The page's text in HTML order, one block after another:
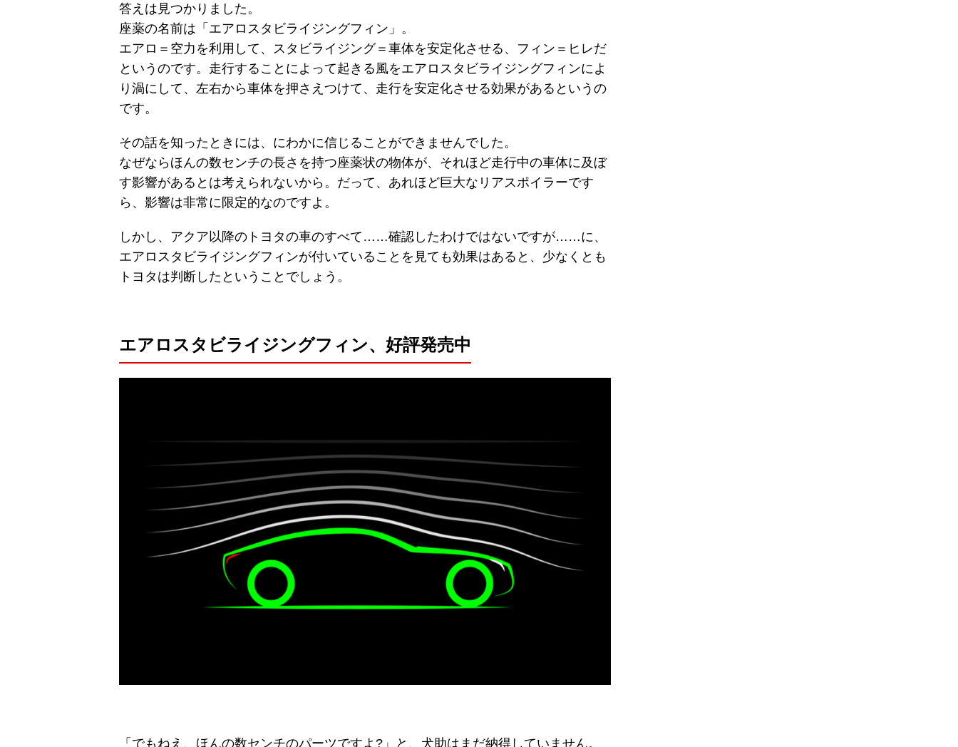
答えは見つかりました。
座薬の名前は「エアロスタビライジングフィン」。
エアロ＝空力を利用して、スタビライジング＝車体を安定化させる、フィン＝ヒレだ
というのです。走行することによって起きる風をエアロスタビライジングフィンによ
り渦にして、左右から車体を押さえつけて、走行を安定化させる効果があるというの
です。
その話を知ったときには、にわかに信じることができませんでした。
なぜならほんの数センチの長さを持つ座薬状の物体が、それほど走行中の車体に及ぼ
す影響があるとは考えられないから。だって、あれほど巨大なリアスポイラーです
ら、影響は非常に限定的なのですよ。
しかし、アクア以降のトヨタの車のすべて……確認したわけではないですが……に、
エアロスタビライジングフィンが付いていることを見ても効果はあると、少なくとも
トヨタは判断したということでしょう。
エアロスタビライジングフィン、好評発売中
「でもねえ、ほんの数センチのパーツですよ?」と、犬助はまだ納得していません。